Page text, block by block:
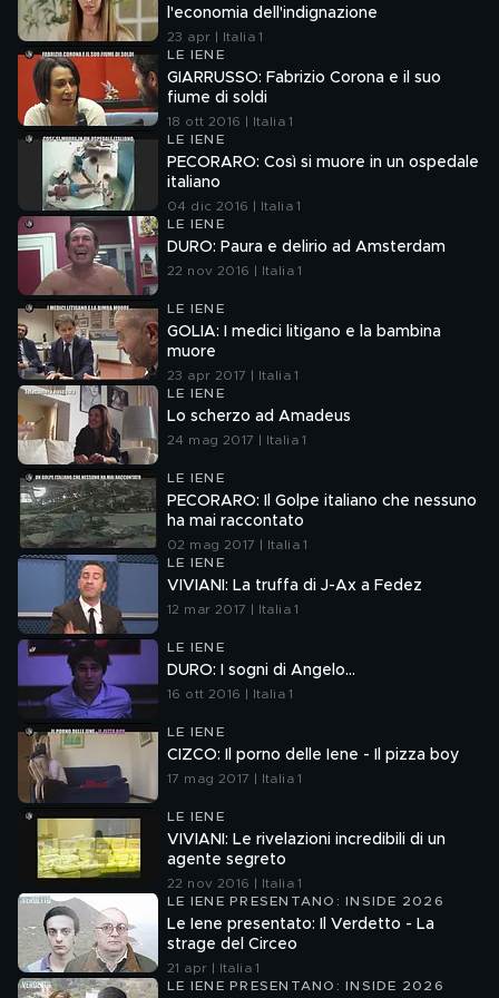
l'economia dell'indignazione
23 apr | Italia 1
LE IENE
GIARRUSSO: Fabrizio Corona e il suo
fiume di soldi
18 ott 2016 | Italia 1
LE IENE
PECORARO: Così si muore in un ospedale
italiano
04 dic 2016 | Italia 1
LE IENE
DURO: Paura e delirio ad Amsterdam
22 nov 2016 | Italia 1
LE IENE
GOLIA: I medici litigano e la bambina
muore
23 apr 2017 | Italia 1
LE IENE
Lo scherzo ad Amadeus
24 mag 2017 | Italia 1
LE IENE
PECORARO: Il Golpe italiano che nessuno
ha mai raccontato
02 mag 2017 | Italia 1
LE IENE
VIVIANI: La truffa di J-Ax a Fedez
12 mar 2017 | Italia 1
LE IENE
DURO: I sogni di Angelo…
16 ott 2016 | Italia 1
LE IENE
CIZCO: Il porno delle Iene - Il pizza boy
17 mag 2017 | Italia 1
LE IENE
VIVIANI: Le rivelazioni incredibili di un
agente segreto
22 nov 2016 | Italia 1
LE IENE PRESENTANO: INSIDE 2026
Le Iene presentato: Il Verdetto - La
strage del Circeo
21 apr | Italia 1
LE IENE PRESENTANO: INSIDE 2026